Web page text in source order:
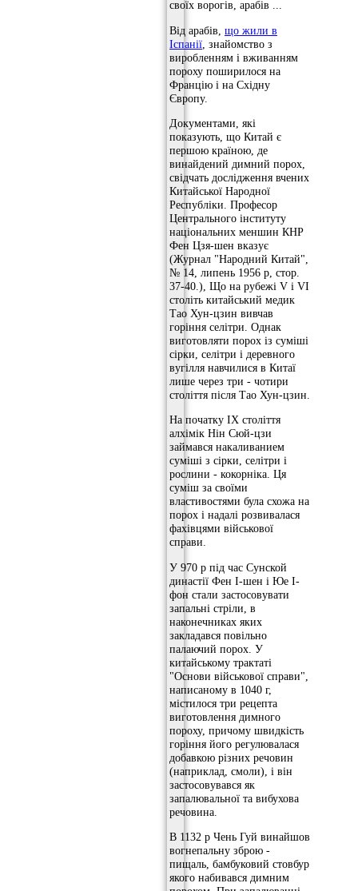
своїх ворогів, арабів ...
Від арабів, що жили в
Іспанії , знайомство з
виробленням і вживанням
пороху поширилося на
Францію і на Східну
Європу.
Документами, які
показують, що Китай є
першою країною, де
винайдений димний порох,
свідчать дослідження вчених
Китайської Народної
Республіки. Професор
Центрального інституту
національних меншин КНР
Фен Цзя-шен вказує
(Журнал "Народний Китай",
№ 14, липень 1956 р, стор.
37-40.), Що на рубежі V і VI
століть китайський медик
Тао Хун-цзин вивчав
горіння селітри. Однак
виготовляти порох із суміші
сірки, селітри і деревного
вугілля навчилися в Китаї
лише через три - чотири
століття після Тао Хун-цзин.
На початку IX століття
алхімік Нін Сюй-цзи
займався накаливанием
суміші з сірки, селітри і
рослини - кокорніка. Ця
суміш за своїми
властивостями була схожа на
порох і надалі розвивалася
фахівцями військової
справи.
У 970 р під час Сунской
династії Фен І-шен і Юе І-
фон стали застосовувати
запальні стріли, в
наконечниках яких
закладався повільно
палаючий порох. У
китайському трактаті
"Основи військової справи",
написаному в 1040 г,
містилося три рецепта
виготовлення димного
пороху, причому швидкість
горіння його регулювалася
добавкою різних речовин
(наприклад, смоли), і він
застосовувався як
запалювальної та вибухова
речовина.
В 1132 р Чень Гуй винайшов
вогнепальну зброю -
пищаль, бамбуковий стовбур
якого набивався димним